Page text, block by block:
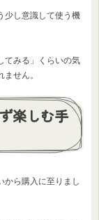
少し意識して使う機
てみる」くらいの気
せん。
楽しむ手
から購入に至りまし